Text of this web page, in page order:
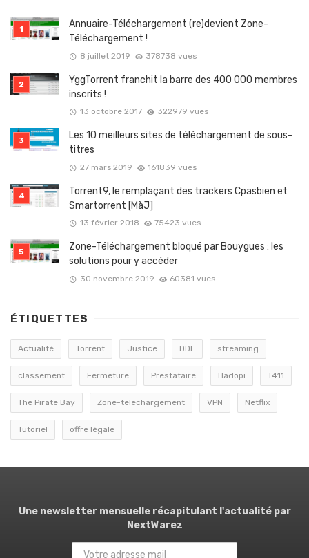
Annuaire-Téléchargement (re)devient Zone-
Téléchargement !
8 juillet 2019 378738 vues
YggTorrent franchit la barre des 400 000 membres
inscrits !
13 octobre 2017 322979 vues
Les 10 meilleurs sites de téléchargement de sous-
titres
27 mars 2019 161839 vues
Torrent9, le remplaçant des trackers Cpasbien et
Smartorrent [MàJ]
13 février 2018 75423 vues
Zone-Téléchargement bloqué par Bouygues : les
solutions pour y accéder
30 novembre 2019 60381 vues
ÉTIQUETTES
Actualité Torrent Justice DDL streaming
classement Fermeture Prestataire Hadopi T411
The Pirate Bay Zone-telechargement VPN Netflix
Tutoriel offre légale
Une newsletter mensuelle récapitulant l'actualité par
NextWarez